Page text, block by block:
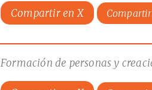
Compartir en X
Formación de personas y